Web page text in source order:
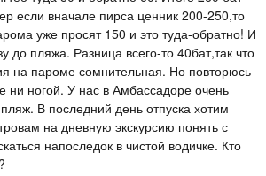
если вначале пирса ценник 200-250,то
уже просят 150 и это туда-обратно! И
до пляжа. Разница всего-то 40бат,так что
на пароме сомнительная. Но повторюсь
ни ногой. У нас в Амбассадоре очень
В последний день отпуска хотим
на дневную экскурсию понять с
напоследок в чистой водичке. Кто